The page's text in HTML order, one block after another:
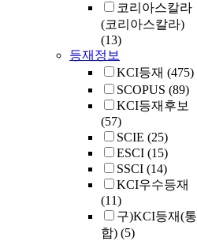
코리아스칼라
(코리아스칼라)
(13)
등재정보
KCI등재 (475)
SCOPUS (89)
KCI등재후보
(57)
SCIE (25)
ESCI (15)
SSCI (14)
KCI우수등재
(11)
구)KCI등재(통
합) (5)